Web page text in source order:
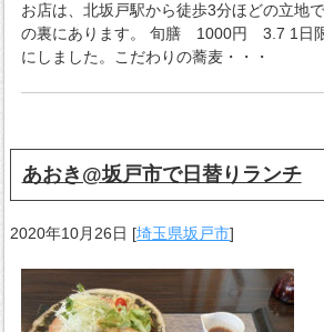
お店は、北坂戸駅から徒歩3分ほどの立地
の裏にあります。 旬膳 1000円 3.7 1日
にしました。こだわりの蕎麦・・・
あおき@坂戸市で日替りランチ
2020年10月26日 [埼玉県坂戸市]